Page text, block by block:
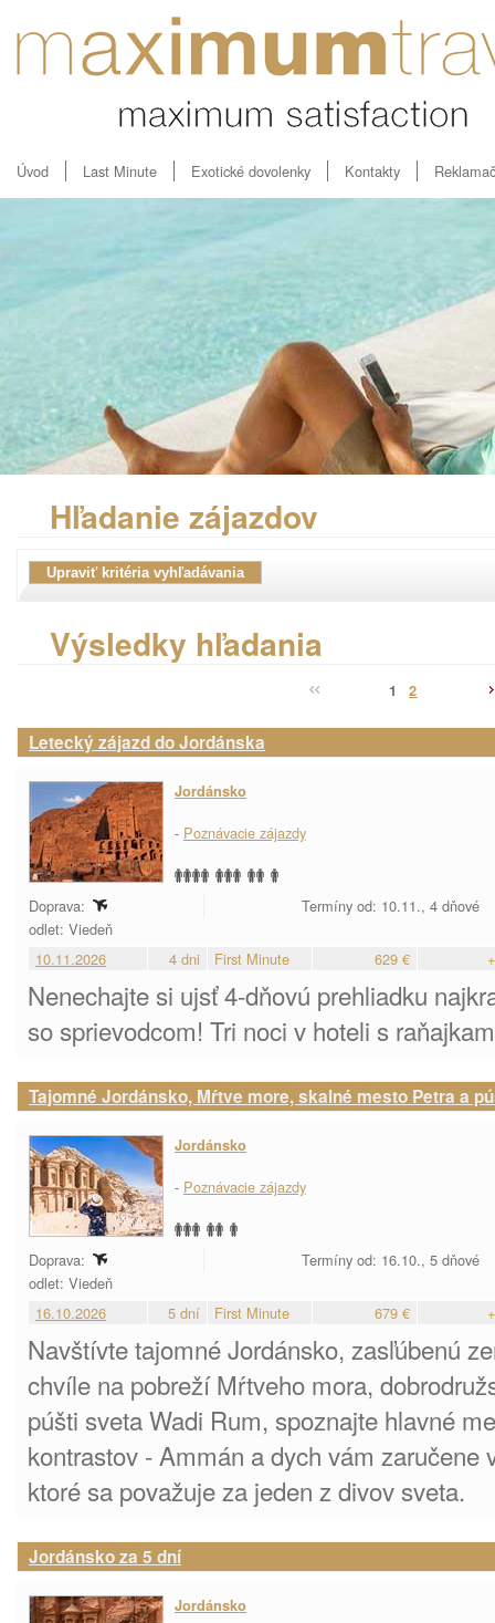
Úvod Last Minute Exotické dovolenky Kontakty
Hľadanie zájazdov
Výsledky hľadania
1 2
Letecký zájazd do Jordánska
Jordánsko
- Poznávacie zájazdy
Doprava:
Termíny od: 10.11., 4 dňové
odlet: Viedeň
10.11.2026
4 dni First Minute 629 €
Nenechajte si ujsť 4-dňovú prehliadku
so sprievodcom! Tri noci v hoteli s
Tajomné Jordánsko, Mŕtve more, skalné mesto Petra a
Jordánsko
- Poznávacie zájazdy
Doprava:
Termíny od: 16.10., 5 dňové
odlet: Viedeň
16.10.2026
5 dní First Minute 679 €
Navštívte tajomné Jordánsko, zasľúbenú
chvíle na pobreží Mŕtveho mora,
púšti sveta Wadi Rum, spoznajte hlavné
kontrastov - Ammán a dych vám zaručene
ktoré sa považuje za jeden z divov sveta.
Jordánsko za 5 dní
Jordánsko